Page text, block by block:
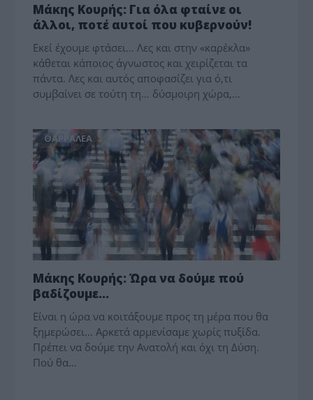
Μάκης Κουρής: Για όλα φταίνε οι
άλλοι, ποτέ αυτοί που κυβερνούν!
Εκεί έχουμε φτάσει… Λες και στην «καρέκλα»
κάθεται κάποιος άγνωστος και χειρίζεται τα
πάντα. Λες και αυτός αποφασίζει για ό,τι
συμβαίνει σε τούτη τη… δύσμοιρη χώρα,…
ΘΑΡΡΑΛΕΑ
Μάκης Κουρής: Ώρα να δούμε πού
βαδίζουμε…
Είναι η ώρα να κοιτάξουμε προς τη μέρα που θα
ξημερώσει… Αρκετά αρμενίσαμε χωρίς πυξίδα.
Πρέπει να δούμε την Ανατολή και όχι τη Δύση.
Πού θα…